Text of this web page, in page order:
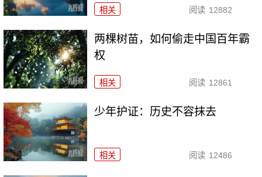
相关 阅读 12882
两棵树苗，如何偷走中国百年霸
权
相关 阅读 12861
少年护证：历史不容抹去
相关 阅读 12486